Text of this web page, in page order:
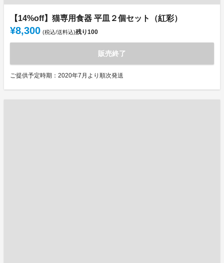
【14%off】猫専用食器 平皿２個セット（紅彩）
¥8,300 (税込/送料込)残り100
販売終了
ご提供予定時期：2020年7月より順次発送